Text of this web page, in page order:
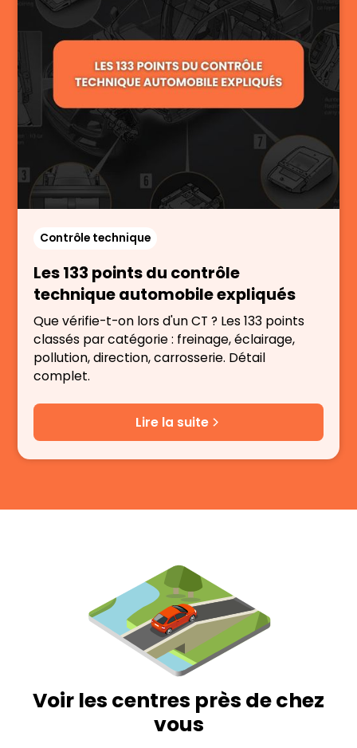
Contrôle technique
Les 133 points du contrôle
technique automobile expliqués
Que vérifie-t-on lors d'un CT ? Les 133 points
classés par catégorie : freinage, éclairage,
pollution, direction, carrosserie. Détail
complet.
Lire la suite
Voir les centres près de chez
vous